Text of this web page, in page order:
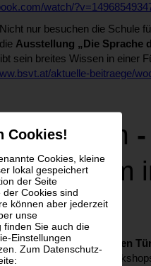
Cookies!
Cookies, kleine
lokal gespeichert
der Seite
Cookies sind
können aber jederzeit
unse
finden Sie auch die
Einstellungen
Zum Datenschutz-
watch/
nur besuchen die Schule
Ausstellung „Die Sprache
sein breites Wissen in einer
aktuelle-beitraege/
lesen -
lädt zumTag der offenen
Ausstellung,